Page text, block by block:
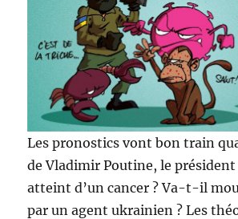
Les pronostics vont bon train
de Vladimir Poutine, le
atteint d’un cancer ? Va-t-il
par un agent ukrainien ? Les